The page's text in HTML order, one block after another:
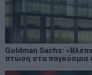
Goldman Sachs:
πτώση στα παγκόσμια